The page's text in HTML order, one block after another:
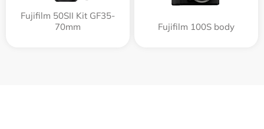
Fujifilm 50SII Kit GF35-
70mm
Fujifilm 100S body